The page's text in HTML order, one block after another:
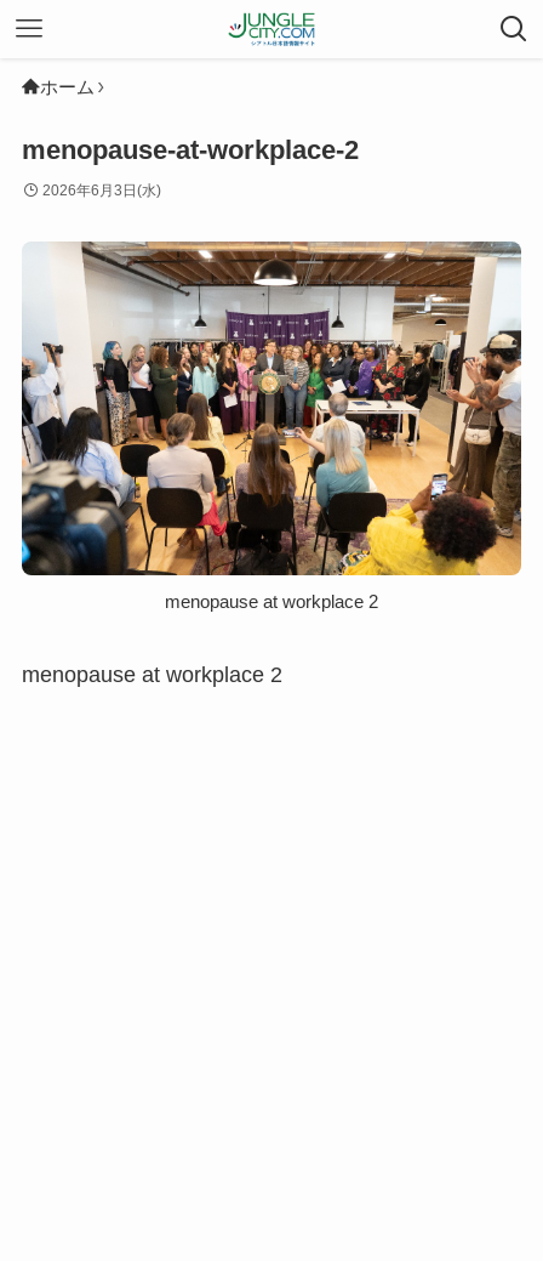
ホーム
menopause-at-workplace-2
2026年6月3日(水)
menopause at workplace 2
menopause at workplace 2